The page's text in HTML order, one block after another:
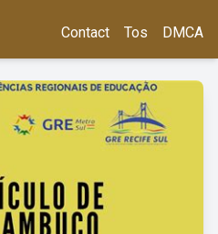
Contact Tos DMCA